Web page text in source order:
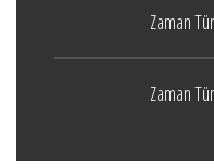
Zaman
Zaman